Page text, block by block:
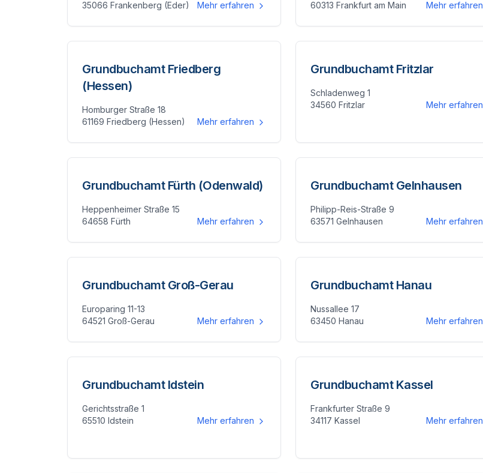
35066 Frankenberg (Eder)
Mehr erfahren
60313 Frankfurt am Main
Mehr erfahren
Grundbuchamt Friedberg
(Hessen)
Homburger Straße 18
61169 Friedberg (Hessen)
Mehr erfahren
Grundbuchamt Fritzlar
Schladenweg 1
34560 Fritzlar
Mehr erfahren
Grundbuchamt Fürth (Odenwald)
Heppenheimer Straße 15
64658 Fürth
Mehr erfahren
Grundbuchamt Gelnhausen
Philipp-Reis-Straße 9
63571 Gelnhausen
Mehr erfahren
Grundbuchamt Groß-Gerau
Europaring 11-13
64521 Groß-Gerau
Mehr erfahren
Grundbuchamt Hanau
Nussallee 17
63450 Hanau
Mehr erfahren
Grundbuchamt Idstein
Gerichtsstraße 1
65510 Idstein
Mehr erfahren
Grundbuchamt Kassel
Frankfurter Straße 9
34117 Kassel
Mehr erfahren